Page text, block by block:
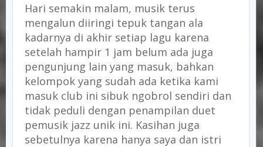
Hari semakin malam, musik terus
mengalun diiringi tepuk tangan ala
kadarnya di akhir setiap lagu karena
setelah hampir 1 jam belum ada juga
pengunjung lain yang masuk, bahkan
kelompok yang sudah ada ketika kami
masuk club ini sibuk ngobrol sendiri dan
tidak peduli dengan penampilan duet
pemusik jazz unik ini. Kasihan juga
sebetulnya karena hanya saya dan istri